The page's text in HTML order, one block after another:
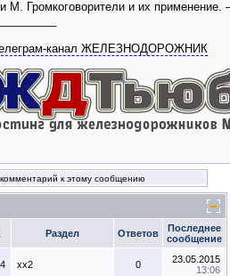
М. Громкоговорители и их
канал ЖЕЛЕЗНОДОРОЖНИК
к этому сообщению
Раздел Ответов
Последнее
сообщение
xx2 0
23.05.2015
13:06